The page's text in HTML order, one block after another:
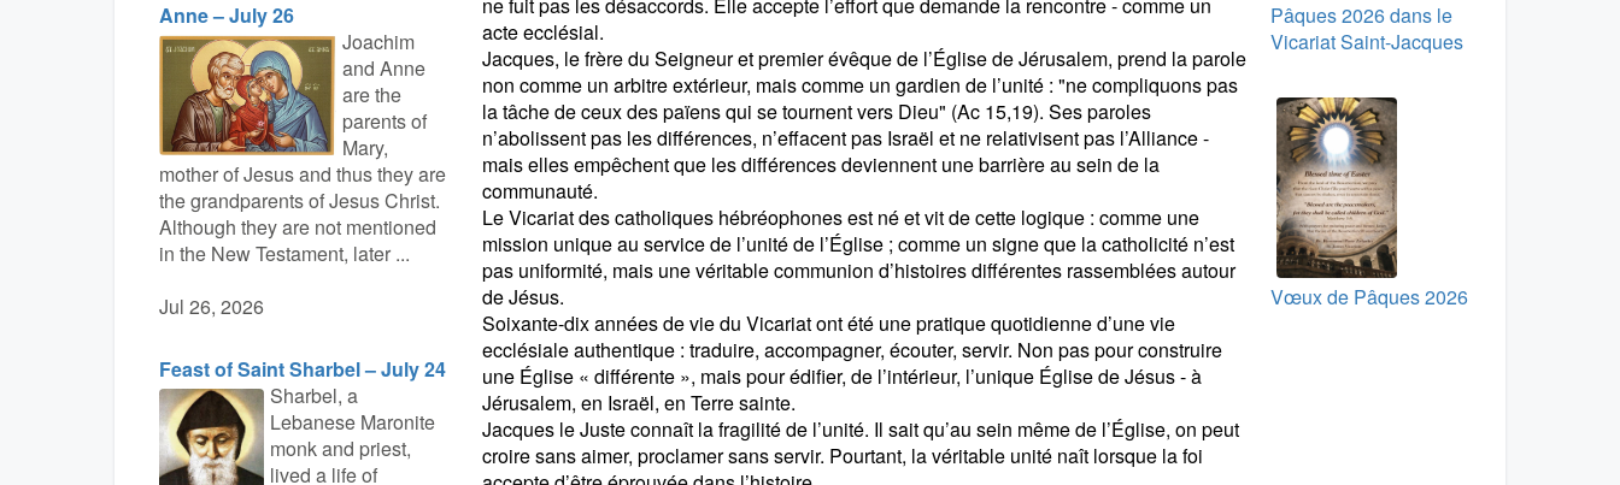
Anne – July 26
Joachim
and Anne
are the
parents of
Mary,
mother of Jesus and thus they are
the grandparents of Jesus Christ.
Although they are not mentioned
in the New Testament, later ...
Jul 26, 2026
Feast of Saint Sharbel – July 24
Sharbel, a
Lebanese Maronite
monk and priest,
lived a life of
acte ecclésial.
Jacques, le frère du Seigneur et premier évêque de l’Église de Jérusalem, prend la parole
non comme un arbitre extérieur, mais comme un gardien de l’unité : "ne compliquons pas
la tâche de ceux des païens qui se tournent vers Dieu" (Ac 15,19). Ses paroles
n’abolissent pas les différences, n’effacent pas Israël et ne relativisent pas l’Alliance -
mais elles empêchent que les différences deviennent une barrière au sein de la
communauté.
Le Vicariat des catholiques hébréophones est né et vit de cette logique : comme une
mission unique au service de l’unité de l’Église ; comme un signe que la catholicité n’est
pas uniformité, mais une véritable communion d’histoires différentes rassemblées autour
de Jésus.
Soixante-dix années de vie du Vicariat ont été une pratique quotidienne d’une vie
ecclésiale authentique : traduire, accompagner, écouter, servir. Non pas pour construire
une Église « différente », mais pour édifier, de l’intérieur, l’unique Église de Jésus - à
Jérusalem, en Israël, en Terre sainte.
Jacques le Juste connaît la fragilité de l’unité. Il sait qu’au sein même de l’Église, on peut
croire sans aimer, proclamer sans servir. Pourtant, la véritable unité naît lorsque la foi
Pâques 2026 dans le
Vicariat Saint-Jacques
Vœux de Pâques 2026